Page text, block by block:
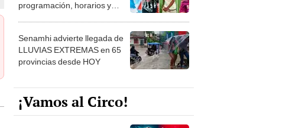
programación, horarios y
Senamhi advierte llegada de
LLUVIAS EXTREMAS en 65
provincias desde HOY
¡Vamos al Circo!